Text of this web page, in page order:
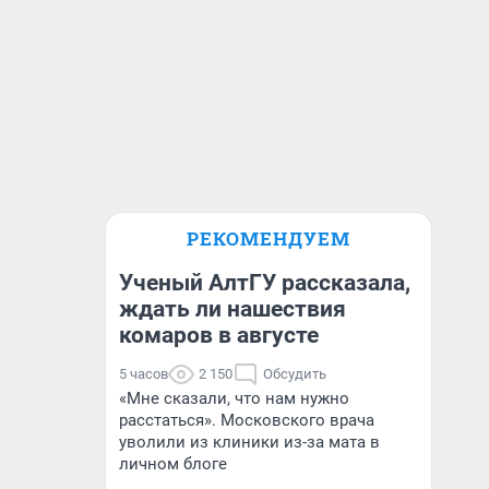
РЕКОМЕНДУЕМ
Ученый АлтГУ рассказала,
ждать ли нашествия
комаров в августе
5 часов 2 150 Обсудить
«Мне сказали, что нам нужно
расстаться». Московского врача
уволили из клиники из-за мата в
личном блоге